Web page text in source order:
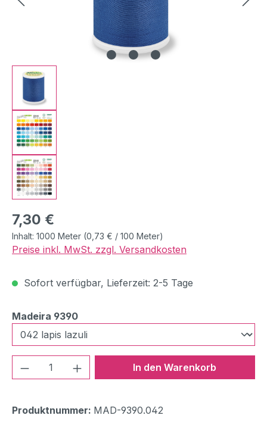
Regulärer Preis:
7,30 €
Inhalt: 1000 Meter (0,73 € / 100 Meter)
Preise inkl. MwSt. zzgl. Versandkosten
Sofort verfügbar, Lieferzeit: 2-5 Tage
Madeira 9390auswählen
Produkt Anzahl: Gib denIn den Warenkorb
Produktnummer: MAD-9390.042